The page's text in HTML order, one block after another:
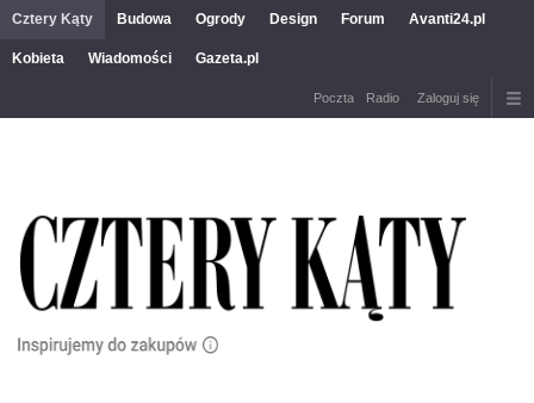
Cztery Kąty Budowa Ogrody Design Forum Avanti24.pl
Kobieta Wiadomości Gazeta.pl
Poczta Radio Zaloguj się